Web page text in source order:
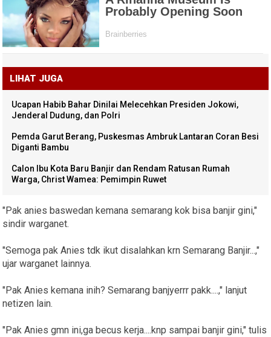
LIHAT JUGA
Ucapan Habib Bahar Dinilai Melecehkan Presiden Jokowi,
Jenderal Dudung, dan Polri
Pemda Garut Berang, Puskesmas Ambruk Lantaran Coran Besi
Diganti Bambu
Calon Ibu Kota Baru Banjir dan Rendam Ratusan Rumah
Warga, Christ Wamea: Pemimpin Ruwet
"Pak anies baswedan kemana semarang kok bisa banjir gini,"
sindir warganet.
"Semoga pak Anies tdk ikut disalahkan krn Semarang Banjir...,"
ujar warganet lainnya.
"Pak Anies kemana inih? Semarang banjyerrr pakk....," lanjut
netizen lain.
"Pak Anies gmn ini,ga becus kerja....knp sampai banjir gini," tulis